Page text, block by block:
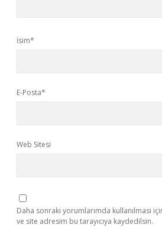
İsim*
E-Posta*
Web Sitesi
Daha sonraki yorumlarımda kullanılması
ve site adresim bu tarayıcıya kaydedilsin.